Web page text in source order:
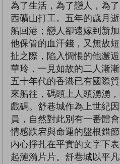
為了生活，為了戀人，為
西礦山打工。五年的歲月
船回港；戀人卻遠嫁到新
他保管的血汗錢，又無故
扯之際，陷入惆悵的他邂
華玲，一見如故的二人漸
五十年代的香港已有國際
來船往，碼頭上人頭湧湧
戲碼。舒巷城作為上世紀
員，自然對此別有一番體
情感跌宕與命運的盤根錯
内心掙扎在平實的文字下
起漣漪片片。舒巷城以平